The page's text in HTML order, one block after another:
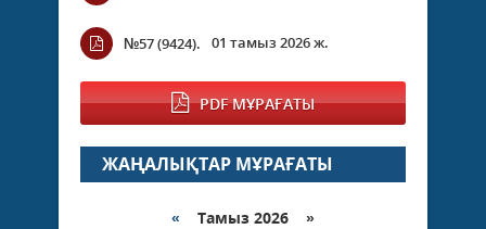
№57 (9424). 01 тамыз 2026 ж.
PDF МҰРАҒАТЫ
ЖАҢАЛЫҚТАР МҰРАҒАТЫ
« Тамыз 2026 »